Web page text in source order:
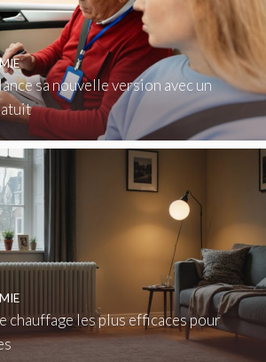
sa nouvelle version avec un
chauffage les plus efficaces pour